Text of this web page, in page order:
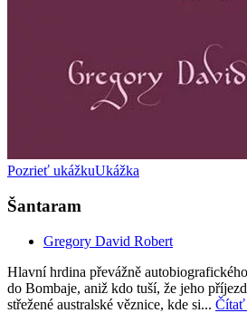
Pozrieť ukážkuUkážka
Šantaram
Gregory David Robert
Hlavní hrdina převážně
do Bombaje, aniž kdo tuší, že jeho
střežené australské věznice, kde si... Čítať